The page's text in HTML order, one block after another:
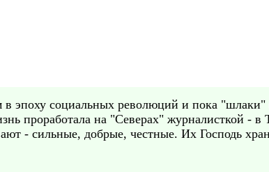
эпоху социальных революций и пока "шлаки"
проработала на "Северах" журналисткой -
- сильные, добрые, честные. Их Господь